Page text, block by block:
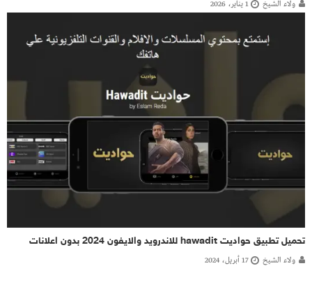
ولاء الشيخ 1 يناير، 2026
تحميل تطبيق حواديت hawadit للاندرويد والايفون 2024 بدون اعلانات
ولاء الشيخ 17 أبريل، 2024